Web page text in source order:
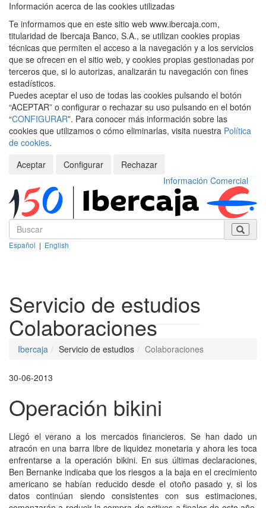
Información acerca de las cookies utilizadas
Te informamos que en este sitio web www.ibercaja.com,
titularidad de Ibercaja Banco, S.A., se utilizan cookies propias
técnicas que permiten el acceso a la navegación y a los servicios
que se ofrecen en el sitio web, y cookies propias gestionadas por
terceros que, si lo autorizas, analizarán tu navegación con fines
estadísticos.
Puedes aceptar el uso de todas las cookies pulsando el botón
“ACEPTAR” o configurar o rechazar su uso pulsando en el botón
“CONFIGURAR”. Para conocer más información sobre las
cookies que utilizamos o cómo eliminarlas, visita nuestra Política
de cookies.
Aceptar
Configurar
Rechazar
Información Comercial
Español | English
Servicio de estudios
Colaboraciones
Ibercaja Servicio de estudios Colaboraciones
30-06-2013
Operación bikini
Llegó el verano a los mercados financieros. Se han dado un
atracón en una barra libre de liquidez monetaria y ahora les toca
enfrentarse a la operación bikini. En sus últimas declaraciones,
Ben Bernanke indicaba que los riesgos a la baja en el crecimiento
americano se habían reducido desde el otoño pasado y, si los
datos continúan siendo consistentes con sus estimaciones,